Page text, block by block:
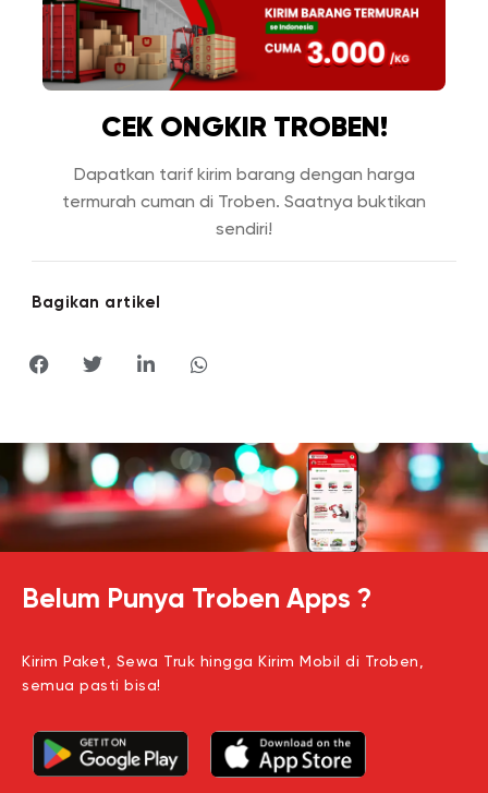
CEK ONGKIR TROBEN!
Dapatkan tarif kirim barang dengan harga
termurah cuman di Troben. Saatnya buktikan
sendiri!
Bagikan artikel
Belum Punya Troben Apps ?
Kirim Paket, Sewa Truk hingga Kirim Mobil di Troben,
semua pasti bisa!